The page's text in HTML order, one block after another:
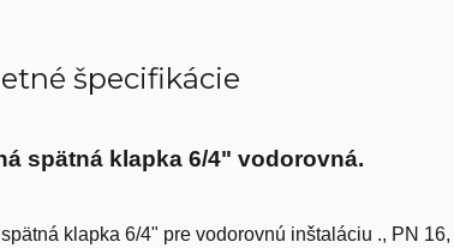
špecifikácie
spätná klapka 6/4" vodorovná.
klapka 6/4" pre vodorovnú inštaláciu ., PN